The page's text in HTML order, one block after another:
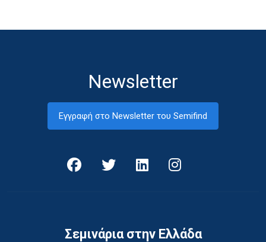
Newsletter
Εγγραφή στο Newsletter του Semifind
Σεμινάρια στην Ελλάδα